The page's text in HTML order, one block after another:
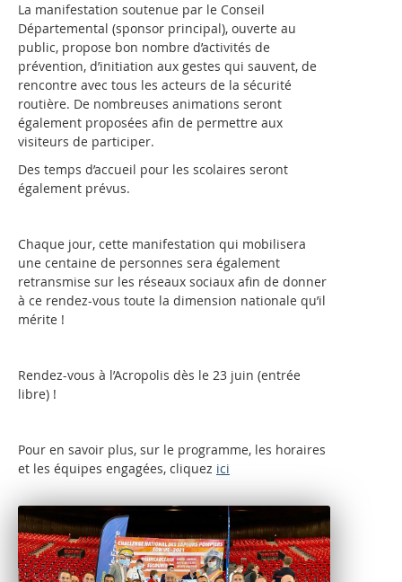
La manifestation soutenue par le Conseil
Départemental (sponsor principal), ouverte au
public, propose bon nombre d’activités de
prévention, d’initiation aux gestes qui sauvent, de
rencontre avec tous les acteurs de la sécurité
routière. De nombreuses animations seront
également proposées afin de permettre aux
visiteurs de participer.
Des temps d’accueil pour les scolaires seront
également prévus.
Chaque jour, cette manifestation qui mobilisera
une centaine de personnes sera également
retransmise sur les réseaux sociaux afin de donner
à ce rendez-vous toute la dimension nationale qu’il
mérite !
Rendez-vous à l’Acropolis dès le 23 juin (entrée
libre) !
Pour en savoir plus, sur le programme, les horaires
et les équipes engagées, cliquez ici